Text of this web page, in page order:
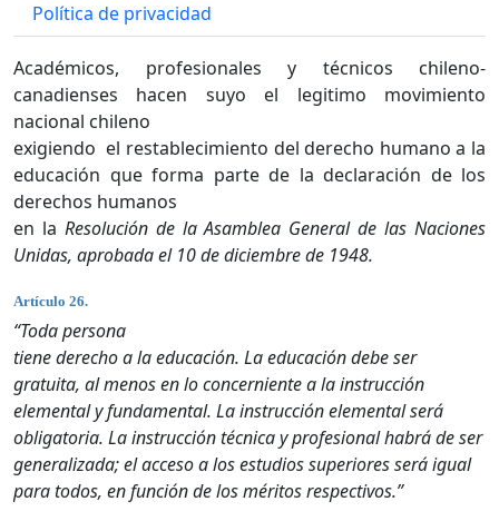
Política de privacidad
Académicos, profesionales y técnicos chileno-
canadienses hacen suyo el legitimo movimiento
nacional chileno
exigiendo el restablecimiento del derecho humano a la
educación que forma parte de la declaración de los
derechos humanos
en la Resolución de la Asamblea General de las Naciones
Unidas, aprobada el 10 de diciembre de 1948.
Artículo 26.
“Toda persona
tiene derecho a la educación. La educación debe ser
gratuita, al menos en lo concerniente a la instrucción
elemental y fundamental. La instrucción elemental será
obligatoria. La instrucción técnica y profesional habrá de ser
generalizada; el acceso a los estudios superiores será igual
para todos, en función de los méritos respectivos.”